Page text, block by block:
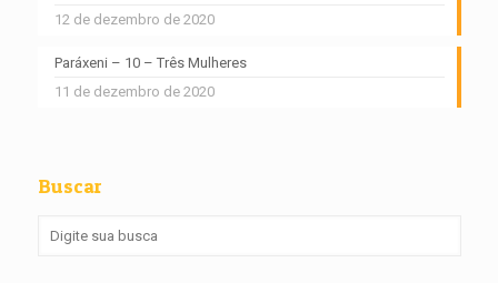
12 de dezembro de 2020
Paráxeni – 10 – Três Mulheres
11 de dezembro de 2020
Buscar